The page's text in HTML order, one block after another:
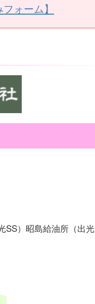
ォーム】
SS）昭島給油所（出光